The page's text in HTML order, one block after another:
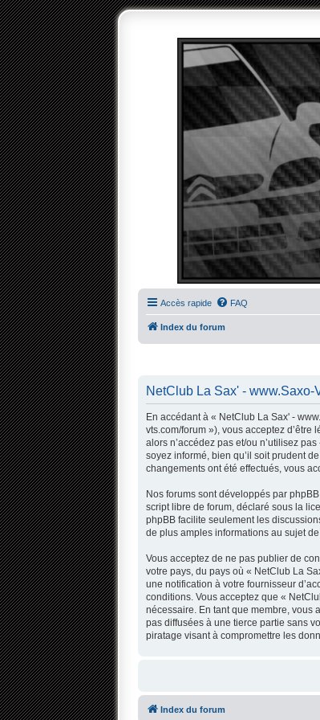
Accès rapide FAQ
Index du forum
NetClub La Sax' -
En accédant à « NetClub La Sax' -
vts.com/forum »), vous acceptez
alors n’accédez pas et/ou n’utilisez
soyez informé, bien qu’il soit prudent
changements ont été effectués, vous
Nos forums sont développés par
script libre de forum, déclaré sous la
phpBB facilite seulement les
de plus amples informations au sujet
Vous acceptez de ne pas publier de
votre pays, du pays où « NetClub La
une notification à votre fournisseur
conditions. Vous acceptez que «
nécessaire. En tant que membre, vous
pas diffusées à une tierce partie sans
piratage visant à compromettre les
Index du forum